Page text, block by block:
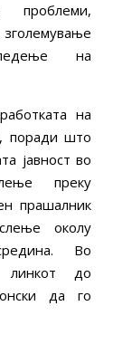
проблеми,
на
на
поради што
јавност во
преку
прашалник
околу
Во
линкот до
да го